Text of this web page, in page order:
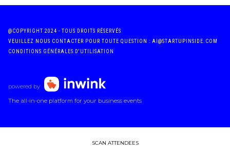
@COPYRIGHT 2024 - TOUS DROITS RÉSERVÉS
VEUILLEZ NOUS CONTACTER POUR TOUTE QUESTION : AI@STARTUPINSIDE.COM
CONDITIONS GÉNÉRALES D'UTILISATION
powered by
The all-in-one platform for your business events
SCAN ATTENDEES